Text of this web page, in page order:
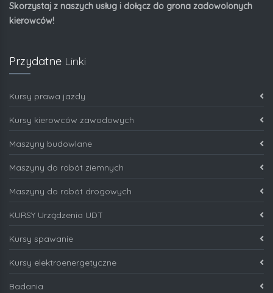
Skorzystaj z naszych usług i dołącz do grona zadowolonych
kierowców!
Przydatne Linki
Kursy prawa jazdy
Kursy kierowców zawodowych
Maszyny budowlane
Maszyny do robót ziemnych
Maszyny do robót drogowych
KURSY Urządzenia UDT
Kursy spawanie
Kursy elektroenergetyczne
Badania